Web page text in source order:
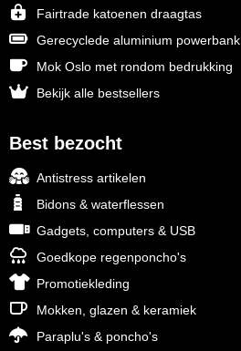
Fairtrade katoenen draagtas
Gerecyclede aluminium powerbank
Mok Oslo met rondom bedrukking
Bekijk alle bestsellers
Best bezocht
Antistress artikelen
Bidons & waterflessen
Gadgets, computers & USB
Goedkope regenponcho's
Promotiekleding
Mokken, glazen & keramiek
Paraplu's & poncho's